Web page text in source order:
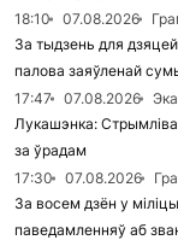
18:10
07.08.2026
За тыдзень для
палова заяўленай
17:47
07.08.2026
Лукашэнка:
за ўрадам
17:30
07.08.2026
За восем дзён у
паведамленняў аб